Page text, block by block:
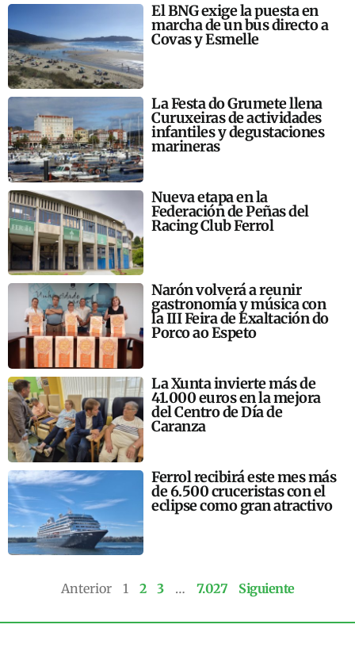
El BNG exige la puesta en
marcha de un bus directo a
Covas y Esmelle
La Festa do Grumete llena
Curuxeiras de actividades
infantiles y degustaciones
marineras
Nueva etapa en la
Federación de Peñas del
Racing Club Ferrol
Narón volverá a reunir
gastronomía y música con
la III Feira de Exaltación do
Porco ao Espeto
La Xunta invierte más de
41.000 euros en la mejora
del Centro de Día de
Caranza
Ferrol recibirá este mes más
de 6.500 cruceristas con el
eclipse como gran atractivo
Anterior 1 2 3 … 7.027 Siguiente